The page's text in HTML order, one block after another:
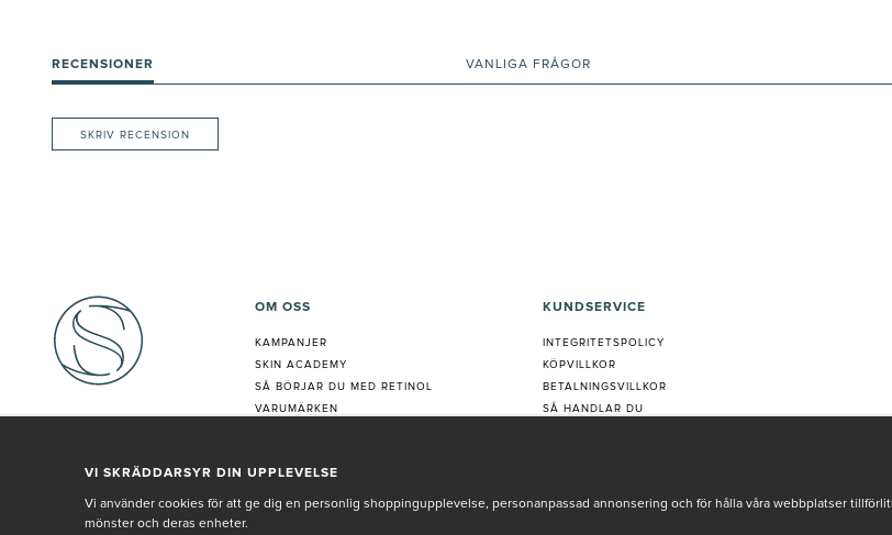
RECENSIONER VANLIGA FRÅGOR
SKRIV RECENSION
OM OSS
KAMPANJER
SKIN ACADEMY
SÅ BÖRJAR DU MED RETINOL
VARUMÄRKEN
VÅR PERSONAL
KUNDSERVICE
INTEGRITETSPOLICY
KÖPVILLKOR
BETALNINGSVILLKOR
SÅ HANDLAR DU
REKLAMATION
VI SKRÄDDARSYR DIN UPPLEVELSE
Vi använder cookies för att ge dig en personlig shoppingupplevelse, personanpassad annonsering och för hålla våra webbplatser
mönster och deras enheter.